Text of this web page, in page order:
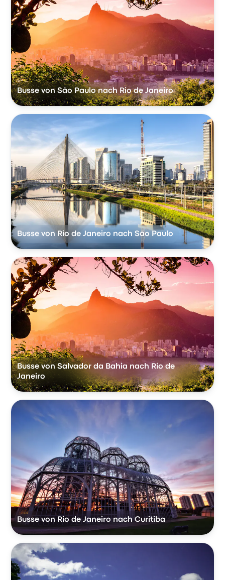
Busse von São Paulo nach Rio de Janeiro
Busse von Rio de Janeiro nach São Paulo
Busse von Salvador da Bahia nach Rio de
Janeiro
Busse von Rio de Janeiro nach Curitiba